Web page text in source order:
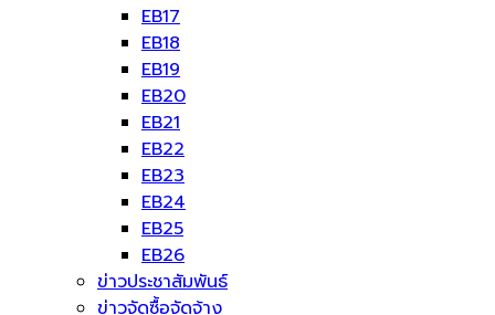
EB17
EB18
EB19
EB20
EB21
EB22
EB23
EB24
EB25
EB26
ข่าวประชาสัมพันธ์
ข่าวจัดซื้อจัดจ้าง